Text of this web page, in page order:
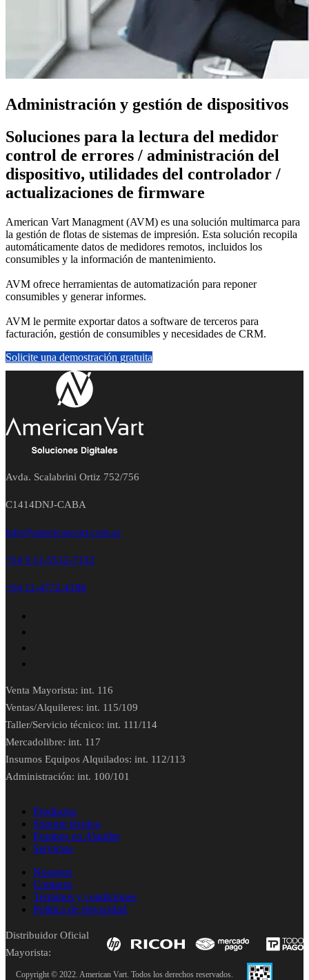
Administración y gestión de dispositivos
Soluciones para la lectura del medidor
control de errores / administración del
dispositivo, utilidades del controlador /
actualizaciones de firmware
American Vart Managment (AVM) es una solución multimarca para
la gestión de flotas de sistemas de impresión. Esta solución recopila
automáticamente datos de medidores remotos, incluidos los
consumibles y la información de mantenimiento.
AVM ofrece herramientas de automatización para reponer
consumibles y generar informes.
AVM le permite exportar datos a software de terceros para
facturación, gestión de consumibles y necesidades de CRM.
Solicite una demostración gratuita
Avda. Scalabrini Ortiz 752/756
C1414DNJ-CABA
info@americanvart.com.ar
+54 9 11-5512-7132
+54 11-4772-4186
Venta Mayorista: int. 116
Ventas/Alquileres: int. 115/109
Taller/Servicio técnico: int. 111/114
Mercadolibre: int. 117
Insumos Equipos Alquilados: int. 112/113
Administración: int. 100/101
Productos
Soporte técnico
Equipos en Alquiler
Servicios
Nosotros
Contacto
Terminos y condiciones
Politica de privacidad
Distribuidor Oficial
Mayorista:
Copyright © 2022. American Vart. Todos los derechos reservados.